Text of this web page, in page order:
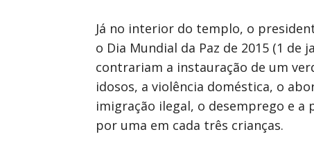
Já no interior do templo, o
o Dia Mundial da Paz de 2015 (1 de
contrariam a instauração de um
idosos, a violência doméstica, o
imigração ilegal, o desemprego e
por uma em cada três crianças.